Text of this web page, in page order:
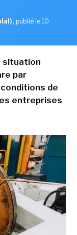
, publié le 10
situation
par
de
entreprises